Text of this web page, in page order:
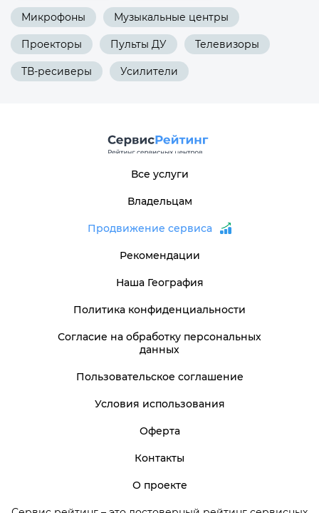
Микрофоны Музыкальные центры
Проекторы Пульты ДУ Телевизоры
ТВ-ресиверы Усилители
Все услуги
Владельцам
Продвижение сервиса
Рекомендации
Наша География
Политика конфиденциальности
Согласие на обработку персональных
данных
Пользовательское соглашение
Условия использования
Оферта
Контакты
О проекте